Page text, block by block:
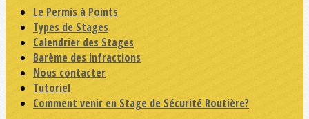
Le Permis à Points
Types de Stages
Calendrier des Stages
Barème des infractions
Nous contacter
Tutoriel
Comment venir en Stage de Sécurité Routière?